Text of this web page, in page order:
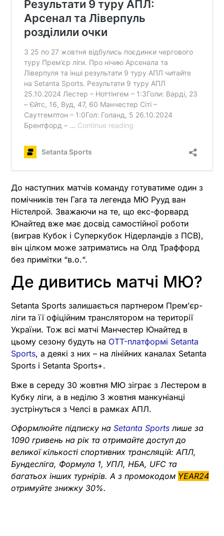
До наступних матчів команду готуватиме один з
помічників тен Гага та легенда МЮ Рууд ван
Ністелрой. Зважаючи на те, що екс-форвард
Юнайтед вже має досвід самостійної роботи
(виграв Кубок і Суперкубок Нідерландів з ПСВ),
він цілком може затриматись на Олд Траффорд
без примітки “в.о.“.
Де дивитись матчі МЮ?
Setanta Sports залишається партнером Премʼєр-
ліги та її офіційним транслятором на території
України. Тож всі матчі Манчестер Юнайтед в
цьому сезону будуть на OTT-платформі Setanta
Sports, а деякі з них – на лінійних каналах Setanta
Sports і Setanta Sports+.
Вже в середу 30 жовтня МЮ зіграє з Лестером в
Кубку ліги, а в неділю 3 жовтня манкуніанці
зустрінуться з Челсі в рамках АПЛ.
Оформлюйте підписку на Setanta Sports лише за
1090 гривень на рік та отримайте доступ до
великої кількості спортивних трансляцій: АПЛ,
Бундесліга, Формула 1, УПЛ, НБА, UFC та
багатьох інших турнірів. А з промокодом YEAR24
отримуйте знижку 30%.